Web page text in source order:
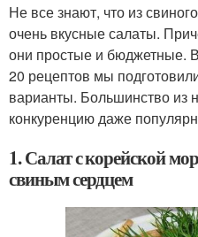
Не все знают, что из
очень вкусные салаты.
они простые и бюджетные.
20 рецептов мы
варианты. Большинство из
конкуренцию даже
1. Салат с корейской
свиным сердцем